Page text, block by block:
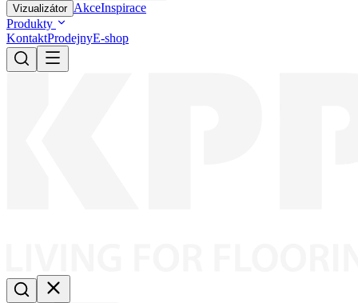
Vizualizátor AkceInspirace
Produkty
KontaktProdejnyE-shop